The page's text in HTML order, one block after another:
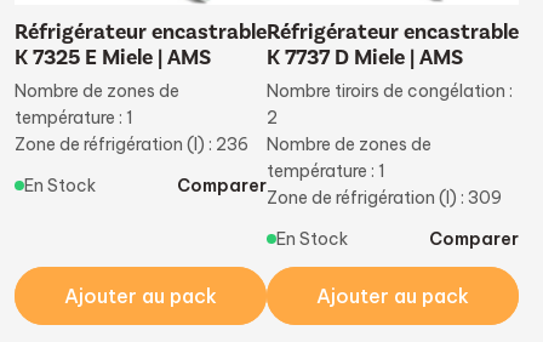
Réfrigérateur encastrable
K 7325 E Miele | AMS
Nombre de zones de
température : 1
Zone de réfrigération (l) : 236
En Stock
Comparer
Ajouter au pack
Réfrigérateur encastrable
K 7737 D Miele | AMS
Nombre tiroirs de congélation :
2
Nombre de zones de
température : 1
Zone de réfrigération (l) : 309
En Stock
Comparer
Ajouter au pack